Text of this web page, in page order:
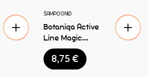
ŠAMPOONID
Botaniqa Active
Line Magic
Grooming
karvahooldus
sprei 250ml
8,75€